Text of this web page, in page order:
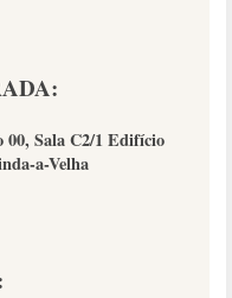
00, Sala C2/1 Edifício
a-Velha